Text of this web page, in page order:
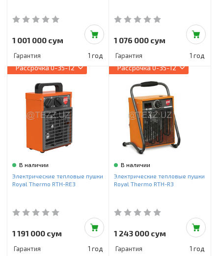
1 001 000 сум
Гарантия 1 год
1 076 000 сум
Гарантия 1 год
Рассрочка0-35-12
В наличии
Электрические тепловые пушки
Royal Thermo RTH-RE3
1 191 000 сум
Гарантия 1 год
Рассрочка0-35-12
В наличии
Электрические тепловые пушки
Royal Thermo RTH-R3
1 243 000 сум
Гарантия 1 год